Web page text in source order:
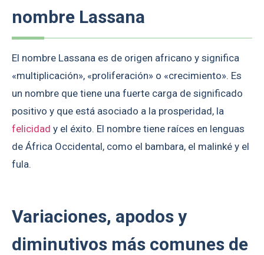
nombre Lassana
El nombre Lassana es de origen africano y significa
«multiplicación», «proliferación» o «crecimiento». Es
un nombre que tiene una fuerte carga de significado
positivo y que está asociado a la prosperidad, la
felicidad y el éxito. El nombre tiene raíces en lenguas
de África Occidental, como el bambara, el malinké y el
fula.
Variaciones, apodos y
diminutivos más comunes de